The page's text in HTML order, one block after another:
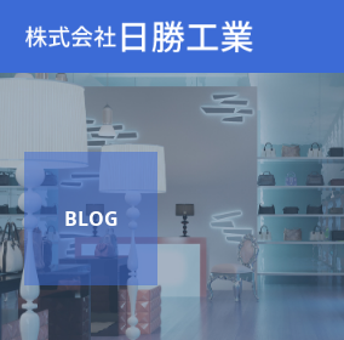
BLOG